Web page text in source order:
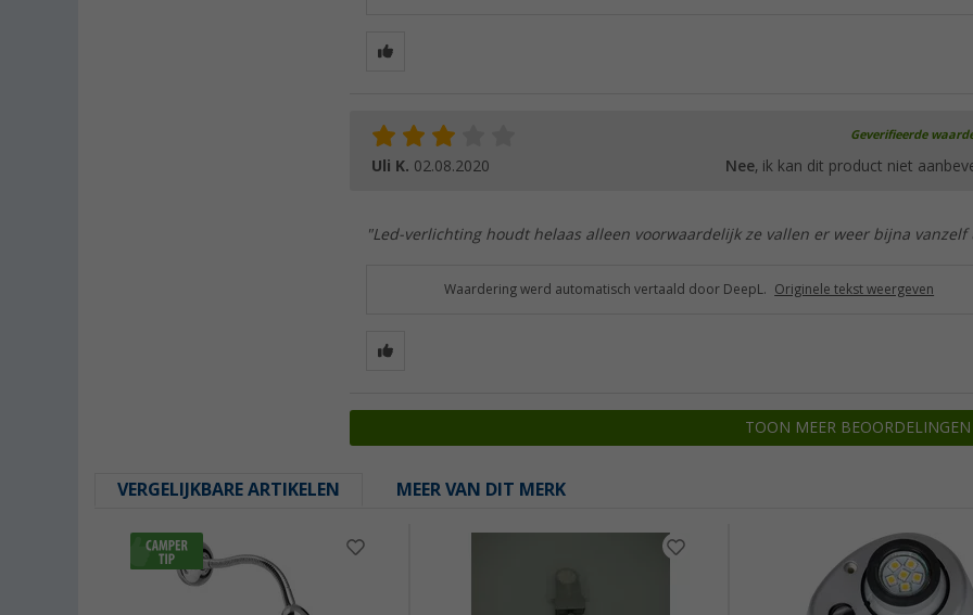
Geverifieerde
Uli K. 02.08.2020 Nee, ik kan dit product niet
"Led-verlichting houdt helaas alleen voorwaardelijk ze vallen er weer bijna vanzelf
Waardering werd automatisch vertaald door DeepL. Originele tekst weergeven
TOON MEER BEOORDELINGEN
VERGELIJKBARE ARTIKELEN MEER VAN DIT MERK